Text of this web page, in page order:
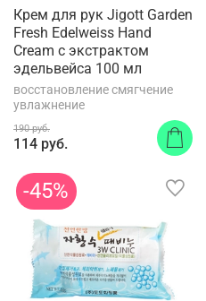
Крем для рук Jigott Garden
Fresh Edelweiss Hand
Cream с экстрактом
эдельвейса 100 мл
восстановление смягчение
увлажнение
190 руб.
114 руб.
-45%